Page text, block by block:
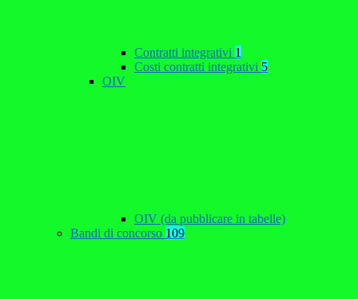
Contratti integrativi 1
Costi contratti integrativi 5
OIV
OIV (da pubblicare in tabelle)
Bandi di concorso 109